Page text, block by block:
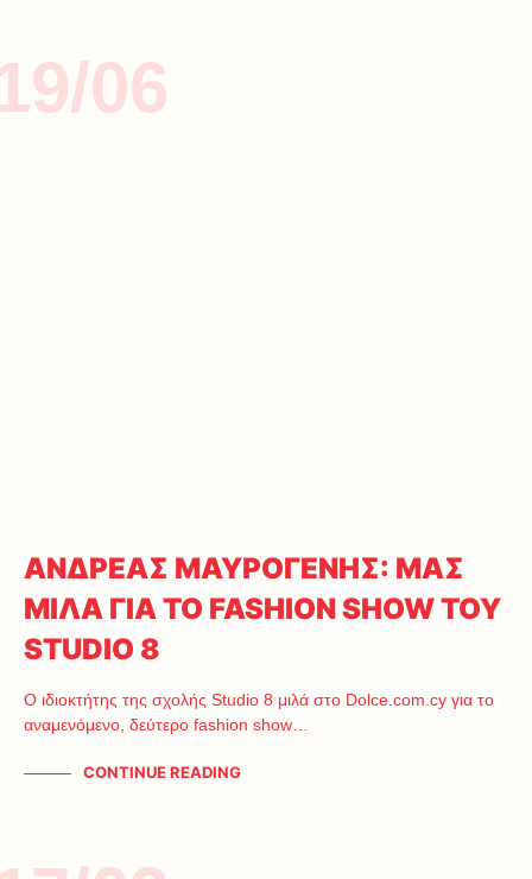
06
ΑΝΔΡΕΑΣ ΜΑΥΡΟΓΕΝΗΣ: ΜΑΣ
ΜΙΛΑ ΓΙΑ ΤΟ FASHION SHOW ΤΟΥ
STUDIO 8
Ο ιδιοκτήτης της σχολής Studio 8 μιλά στο Dolce.com.cy για το
αναμενόμενο, δεύτερο fashion show…
CONTINUE READING